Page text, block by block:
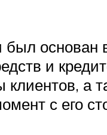
основан
и
а
с его